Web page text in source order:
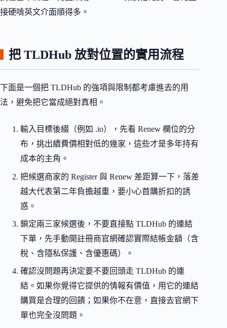
接硬啃英文介面順得多。
把 TLDHub 放對位置的實用流程
下面是一個把 TLDHub 的強項與限制都考慮進去的用
法，避免把它當成絕對真相。
輸入目標後綴（例如 .io），先看 Renew 欄位的分
布，挑出續費價相對低的幾家，這些才是多年持有
成本的主角。
把候選商家的 Register 與 Renew 差距算一下，落差
越大代表第二年負擔越重，要小心首購折扣的誘
惑。
鎖定兩三家候選後，不要直接點 TLDHub 的連結
下單，先手動開註冊商官網確認實際結帳金額（含
稅、含隱私保護、含優惠碼）。
確認沒問題再決定要不要回頭走 TLDHub 的連
結。如果你覺得它提供的情報有價值，用它的連結
購買是合理的回饋；如果你不在意，直接去官網下
單也完全沒問題。